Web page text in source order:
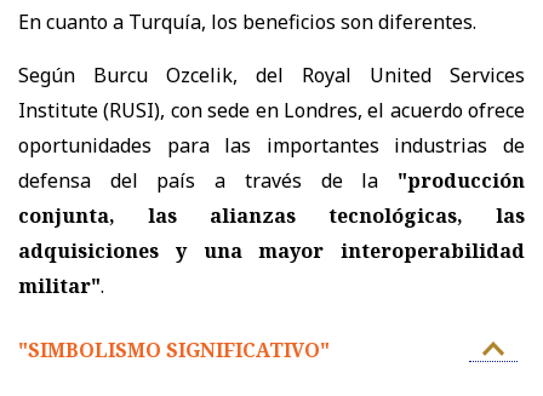
En cuanto a Turquía, los beneficios son diferentes.
Según Burcu Ozcelik, del Royal United Services
Institute (RUSI), con sede en Londres, el acuerdo ofrece
oportunidades para las importantes industrias de
defensa del país a través de la "producción
conjunta, las alianzas tecnológicas, las
adquisiciones y una mayor interoperabilidad
militar".
"SIMBOLISMO SIGNIFICATIVO"